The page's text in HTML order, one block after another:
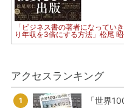
「ビジネス書の著者になってい
り年収を3倍にする方法」松尾
アクセスランキング
1
「世界